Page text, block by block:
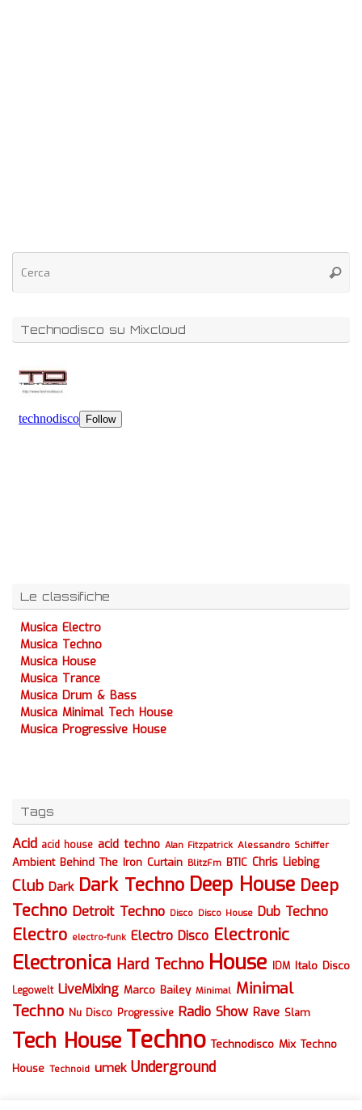
Technodisco su Mixcloud
Le classifiche
Musica Electro
Musica Techno
Musica House
Musica Trance
Musica Drum & Bass
Musica Minimal Tech House
Musica Progressive House
Tags
Acid acid house acid techno Alan Fitzpatrick Alessandro Schiffer
Ambient Behind The Iron Curtain BlitzFm BTIC Chris Liebing
Club Dark Dark Techno Deep House Deep
Techno Detroit Techno Disco Disco House Dub Techno
Electro electro-funk Electro Disco Electronic
Electronica Hard Techno House IDM Italo Disco
Legowelt LiveMixing Marco Bailey Minimal Minimal
Techno Nu Disco Progressive Radio Show Rave Slam
Tech House Techno Technodisco Mix Techno
House Technoid umek Underground